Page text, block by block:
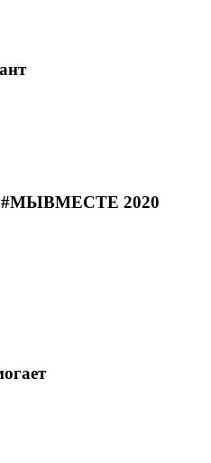
#МЫВМЕСТЕ 2020